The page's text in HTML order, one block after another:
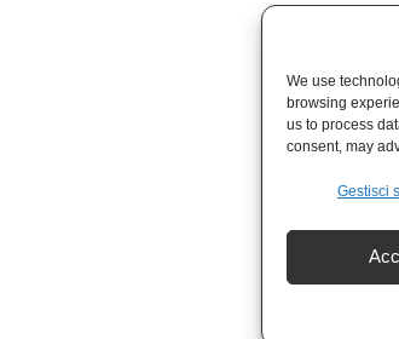
We use
browsing
us to process
consent, may
Gestisci